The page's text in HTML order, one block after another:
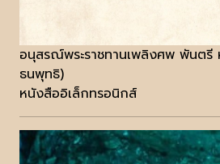
อนุสรณ์พระราชทานเพลิงศพ พันตรี
ธนพุทธิ)
หนังสืออิเล็กทรอนิกส์